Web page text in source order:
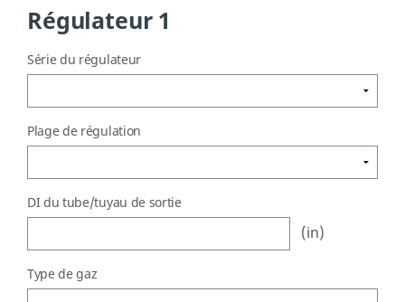
Régulateur 1
Série du régulateur
Plage de régulation
DI du tube/tuyau de sortie
(in)
Type de gaz